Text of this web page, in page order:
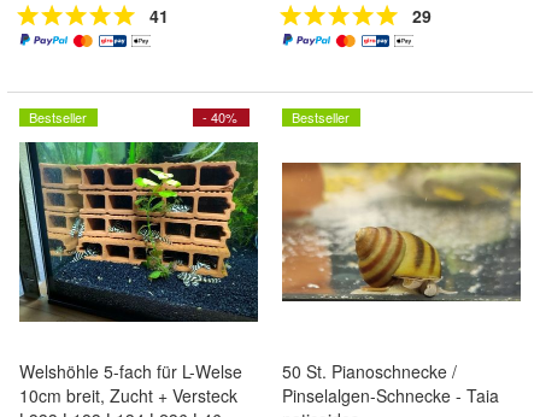
41 29
- 40%
Bestseller
Welshöhle 5-fach für L-Welse
10cm breit, Zucht + Versteck
Bestseller
50 St. Pianoschnecke /
Pinselalgen-Schnecke - Taia